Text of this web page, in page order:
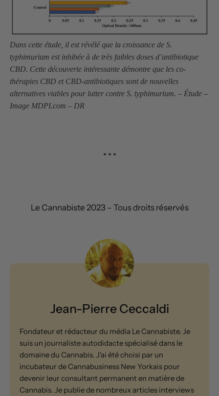
Dans cette étude, il est révélé que la croissance de S.
typhimurium est inhibée à de très faibles doses d’antibiotique
CBD. Cette découverte intéressante démontre que les co-
thérapies CBD et CBD-antibiotiques sont de nouvelles
alternatives viables pour lutter contre S. typhimurium. – Étude –
Image MDPI.com – DR
* * *
Le Cannabiste 2023 – Tous droits réservés
Jean-Pierre Ceccaldi
Fondateur et rédacteur du média Le Cannabiste. Je
suis un journaliste autodidacte spécialisé dans le
domaine du Cannabis. J'ai été choisi par un
incubateur de Cannabusiness New Yorkais pour
devenir leur consultant permanent en matière de
Cannabis. Je publie de nombreux articles interviews